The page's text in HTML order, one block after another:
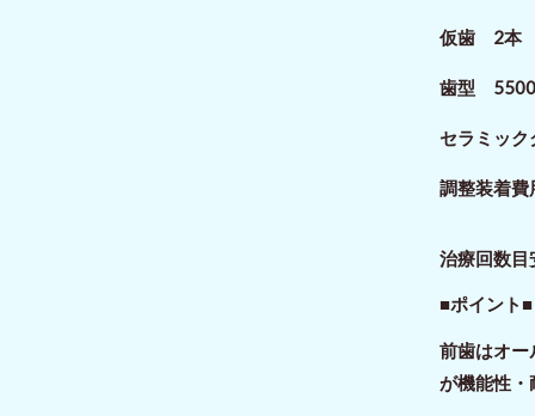
仮歯 2
歯型 5500
セラミッ
調整装
治療回数
■ポイント■
前歯はオー
が機能性・